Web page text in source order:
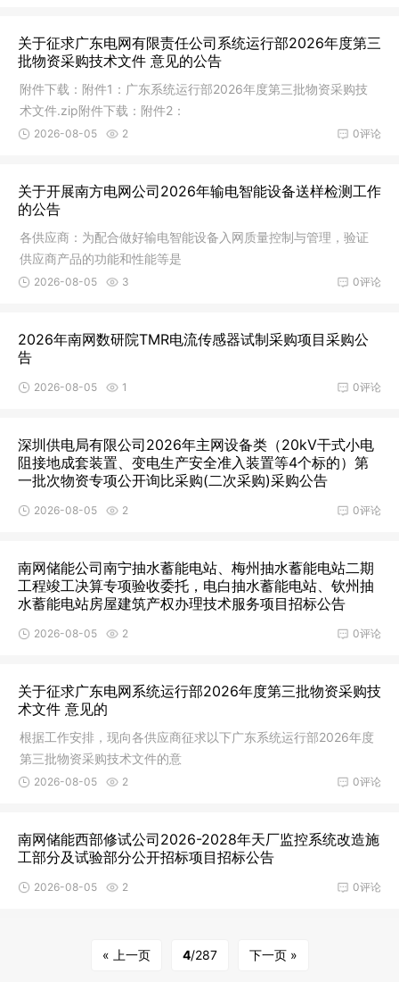
关于征求广东电网有限责任公司系统运行部2026年度第三
批物资采购技术文件 意见的公告
附件下载：附件1：广东系统运行部2026年度第三批物资采购技
术文件.zip附件下载：附件2：
0评论
2026-08-05 2
关于开展南方电网公司2026年输电智能设备送样检测工作
的公告
各供应商：为配合做好输电智能设备入网质量控制与管理，验证
供应商产品的功能和性能等是
0评论
2026-08-05 3
2026年南网数研院TMR电流传感器试制采购项目采购公
告
0评论
2026-08-05 1
深圳供电局有限公司2026年主网设备类（20kV干式小电
阻接地成套装置、变电生产安全准入装置等4个标的）第
一批次物资专项公开询比采购(二次采购)采购公告
0评论
2026-08-05 2
南网储能公司南宁抽水蓄能电站、梅州抽水蓄能电站二期
工程竣工决算专项验收委托，电白抽水蓄能电站、钦州抽
水蓄能电站房屋建筑产权办理技术服务项目招标公告
0评论
2026-08-05 2
关于征求广东电网系统运行部2026年度第三批物资采购技
术文件 意见的
根据工作安排，现向各供应商征求以下广东系统运行部2026年度
第三批物资采购技术文件的意
0评论
2026-08-05 2
南网储能西部修试公司2026-2028年天厂监控系统改造施
工部分及试验部分公开招标项目招标公告
0评论
2026-08-05 2
« 上一页 4/287 下一页 »